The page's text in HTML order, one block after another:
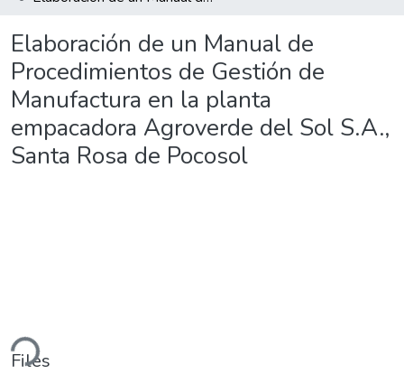
Elaboración de un Manual de
Procedimientos de Gestión de
Manufactura en la planta
empacadora Agroverde del Sol S.A.,
Santa Rosa de Pocosol
Files